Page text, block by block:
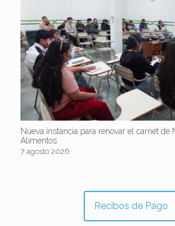
Nueva instancia para renovar el carnet de
Alimentos
7 agosto 2026
Recibos de Pago